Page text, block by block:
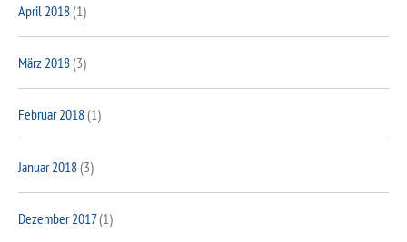
April 2018(1)
März 2018(3)
Februar 2018(1)
Januar 2018(3)
Dezember 2017(1)